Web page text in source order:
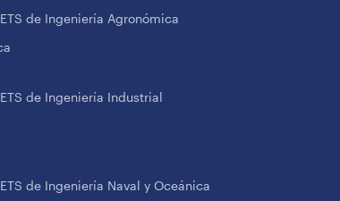
ETS de Ingeniería Agronómica
ETS de Ingeniería Industrial
ETS de Ingeniería Naval y Oceánica